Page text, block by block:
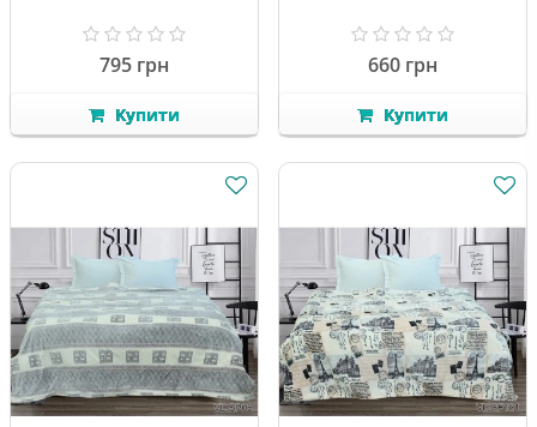
795 грн
Купити
660 грн
Купити